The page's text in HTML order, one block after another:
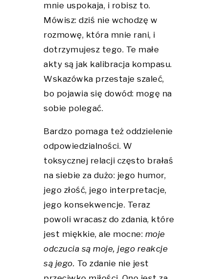
mnie uspokaja, i robisz to.
Mówisz: dziś nie wchodzę w
rozmowę, która mnie rani, i
dotrzymujesz tego. Te małe
akty są jak kalibracja kompasu.
Wskazówka przestaje szaleć,
bo pojawia się dowód: mogę na
sobie polegać.
Bardzo pomaga też oddzielenie
odpowiedzialności. W
toksycznej relacji często brałaś
na siebie za dużo: jego humor,
jego złość, jego interpretacje,
jego konsekwencje. Teraz
powoli wracasz do zdania, które
jest miękkie, ale mocne: moje
odczucia są moje, jego reakcje
są jego. To zdanie nie jest